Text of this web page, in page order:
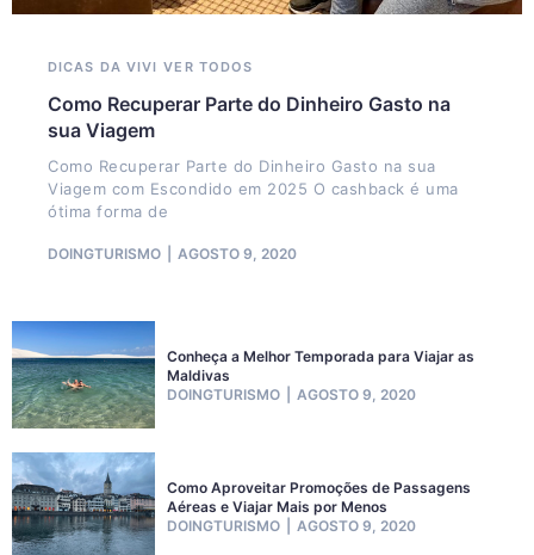
DICAS DA VIVI VER TODOS
Como Recuperar Parte do Dinheiro Gasto na
sua Viagem
Como Recuperar Parte do Dinheiro Gasto na sua
Viagem com Escondido em 2025 O cashback é uma
ótima forma de
DOINGTURISMO AGOSTO 9, 2020
Conheça a Melhor Temporada para Viajar as
Maldivas
DOINGTURISMO
AGOSTO 9, 2020
Como Aproveitar Promoções de Passagens
Aéreas e Viajar Mais por Menos
DOINGTURISMO
AGOSTO 9, 2020